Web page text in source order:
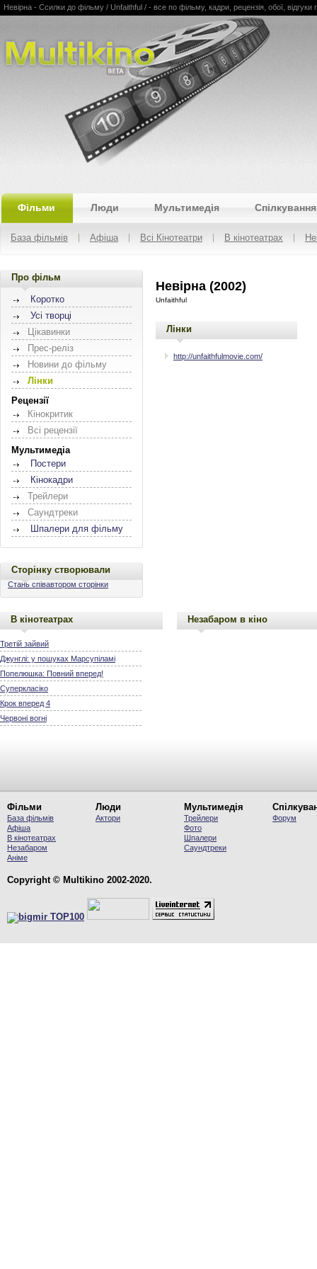
Multikino
Невірна - Ссилки до фільму / Unfaithful / - все по фільму, кадри, рецензія, обої, відгуки
Фільми Люди Мультимедія Спілкування
База фільмів Афіша Всі Кінотеатри В кінотеатрах
Про фільм
Коротко
Усі творці
Цікавинки
Прес-реліз
Новини до фільму
Лінки
Рецензії
Кінокритик
Всі рецензії
Мультимедіа
Постери
Кінокадри
Трейлери
Саундтреки
Шпалери для фільму
Сторінку створювали
Стань співавтором сторінки
Невірна (2002)
Unfaithful
Лінки
http://unfaithfulmovie.com/
В кінотеатрах
Третій зайвий
Джунглі: у пошуках Марсупіламі
Попелюшка: Повний вперед!
Суперкласіко
Крок вперед 4
Червоні вогні
Незабаром в кіно
Фільми
База фільмів
Афіша
В кінотеатрах
Незабаром
Аніме
Люди
Актори
Мультимедія
Трейлери
Фото
Шпалери
Саундтреки
Форум
Copyright © Multikino 2002-2020.